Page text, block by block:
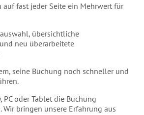
auf fast jeder Seite ein Mehrwert für
übersichtliche
neu überarbeitete
seine Buchung noch schneller und
PC oder Tablet die Buchung
bringen unsere Erfahrung aus